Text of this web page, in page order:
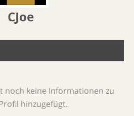
CJoe
noch keine Informationen zu
hinzugefügt.